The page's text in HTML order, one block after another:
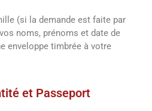
notre paroisse en cliquant
ci-dessous
(si la demande est faite par
noms, prénoms et date de
enveloppe timbrée à votre
et Passeport